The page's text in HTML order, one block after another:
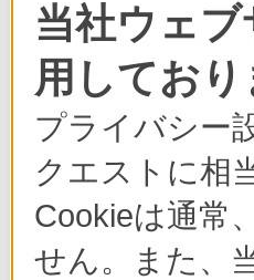
当社ウェ
用しており
プライバシー
クエストに相
Cookieは通常
せん。また、